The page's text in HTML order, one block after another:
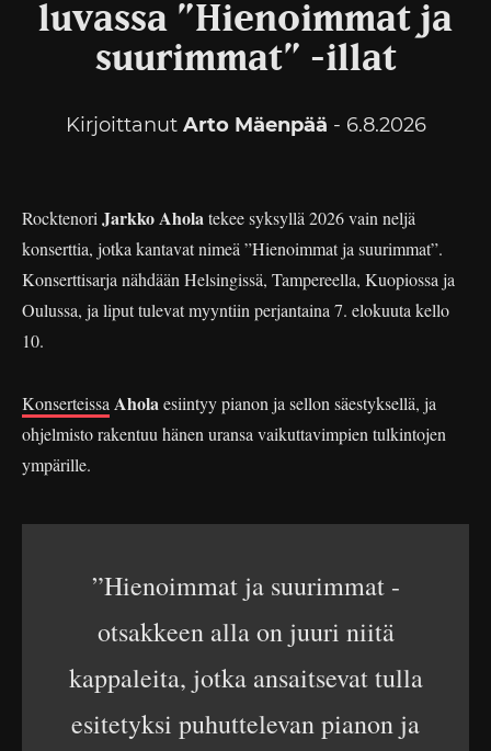
luvassa ”Hienoimmat ja
suurimmat” -illat
Kirjoittanut Arto Mäenpää - 6.8.2026
Rocktenori Jarkko Aholatekee syksyllä 2026 vain neljä
konserttia, jotka kantavat nimeä ”Hienoimmat ja suurimmat”.
Konserttisarja nähdään Helsingissä, Tampereella, Kuopiossa ja
Oulussa, ja liput tulevat myyntiin perjantaina 7. elokuuta kello
10.
Konserteissa Aholaesiintyy pianon ja sellon säestyksellä, ja
ohjelmisto rakentuu hänen uransa vaikuttavimpien tulkintojen
ympärille.
”Hienoimmat ja suurimmat -
otsakkeen alla on juuri niitä
kappaleita, jotka ansaitsevat tulla
esitetyksi puhuttelevan pianon ja